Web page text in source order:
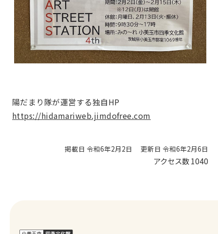
陽だまり隊が運営する独自HP
https://hidamariweb.jimdofree.com
掲載日 令和6年2月2日 更新日 令和6年2月6日
アクセス数1040